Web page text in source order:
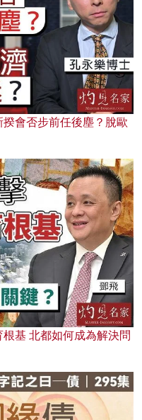
會否步前任後塵？脫歐
基 北都如何成為解決問